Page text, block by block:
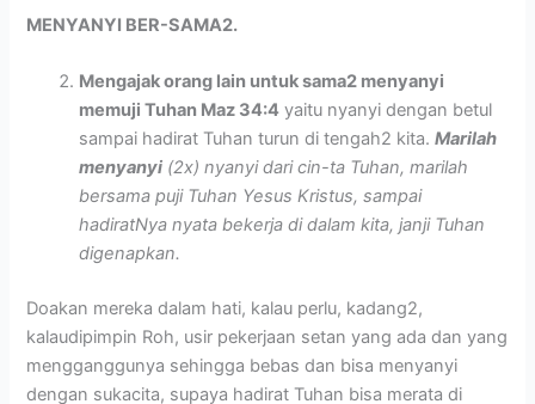
MENYANYI BER-SAMA2.
Mengajak orang lain untuk sama2 menyanyi
memuji Tuhan Maz 34:4 yaitu nyanyi dengan betul
sampai hadirat Tuhan turun di tengah2 kita.Marilah
menyanyi (2x) nyanyi dari cin-ta Tuhan, marilah
bersama puji Tuhan Yesus Kristus, sampai
hadiratNya nyata bekerja di dalam kita, janji Tuhan
digenapkan.
Doakan mereka dalam hati, kalau perlu, kadang2,
kalaudipimpin Roh, usir pekerjaan setan yang ada dan yang
mengganggunya sehingga bebas dan bisa menyanyi
dengan sukacita, supaya hadirat Tuhan bisa merata di